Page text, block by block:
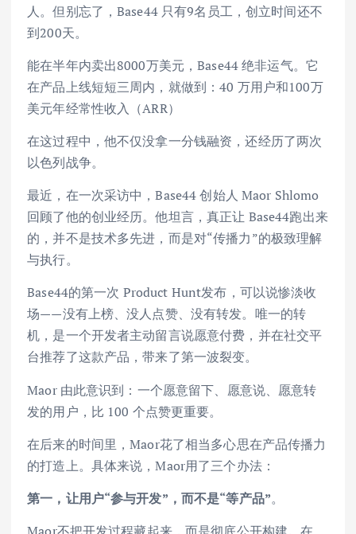
人。但别忘了，Base44 只有9名员工，创立时间还不
到200天。
能在半年内卖出8000万美元，Base44 绝非运气。它
在产品上线短短三周内，就做到：40 万用户和100万
美元年经常性收入（ARR）
在这过程中，他不仅没拿一分钱融资，还经历了两次
以色列战争。
最近，在一次采访中，Base44 创始人 Maor Shlomo
回顾了他的创业经历。他坦言，真正让 Base44跑出来
的，并不是技术多先进，而是对“传播力”的极致理解
与执行。
Base44的第一次 Product Hunt发布，可以说惨淡收
场——没有上榜、没人点赞、没有转发。唯一的转
机，是一个开发者主动留言说愿意付费，并在社交平
台推荐了这款产品，带来了第一波裂变。
Maor 由此意识到：一个愿意留下、愿意说、愿意转
发的用户，比 100 个点赞更重要。
在后来的时间里，Maor花了相当多心思在产品传播力
的打造上。具体来说，Maor用了三个办法：
第一，让用户“参与开发”，而不是“等产品”。